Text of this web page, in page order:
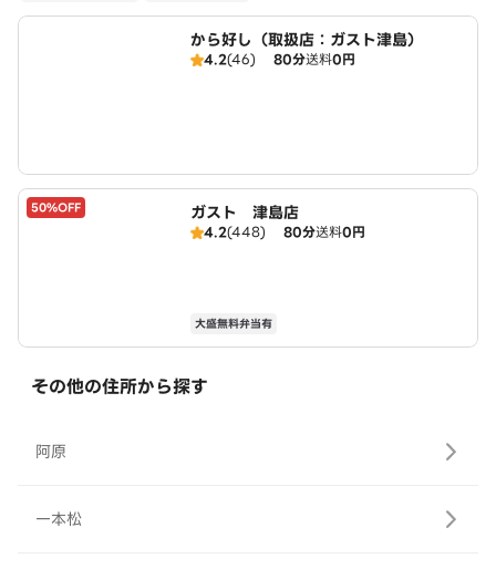
から好し（取扱店：ガスト津島）
4.2(46) 80分送料0円
50%OFF ガスト 津島店
4.2(448) 80分送料0円
大盛無料弁当有
その他の住所から探す
阿原
一本松